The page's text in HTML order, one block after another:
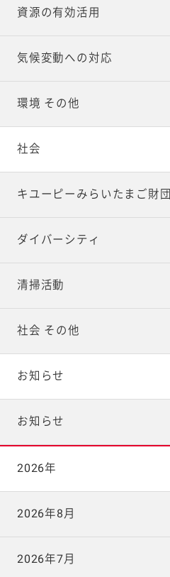
資源の有効活用
気候変動への対応
環境 その他
社会
キユーピーみらいたまご財団
ダイバーシティ
清掃活動
社会 その他
お知らせ
お知らせ
2026年
2026年8月
2026年7月